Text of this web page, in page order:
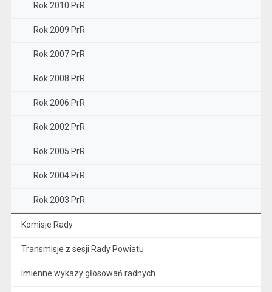
Rok 2010 PrR
Rok 2009 PrR
Rok 2007 PrR
Rok 2008 PrR
Rok 2006 PrR
Rok 2002 PrR
Rok 2005 PrR
Rok 2004 PrR
Rok 2003 PrR
Komisje Rady
Transmisje z sesji Rady Powiatu
Imienne wykazy głosowań radnych